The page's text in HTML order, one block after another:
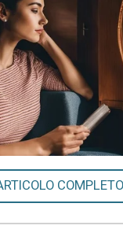
COMPLETO